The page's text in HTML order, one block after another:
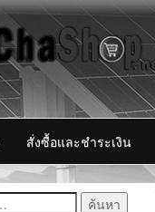
สั่งซื้อและชำระเงิน